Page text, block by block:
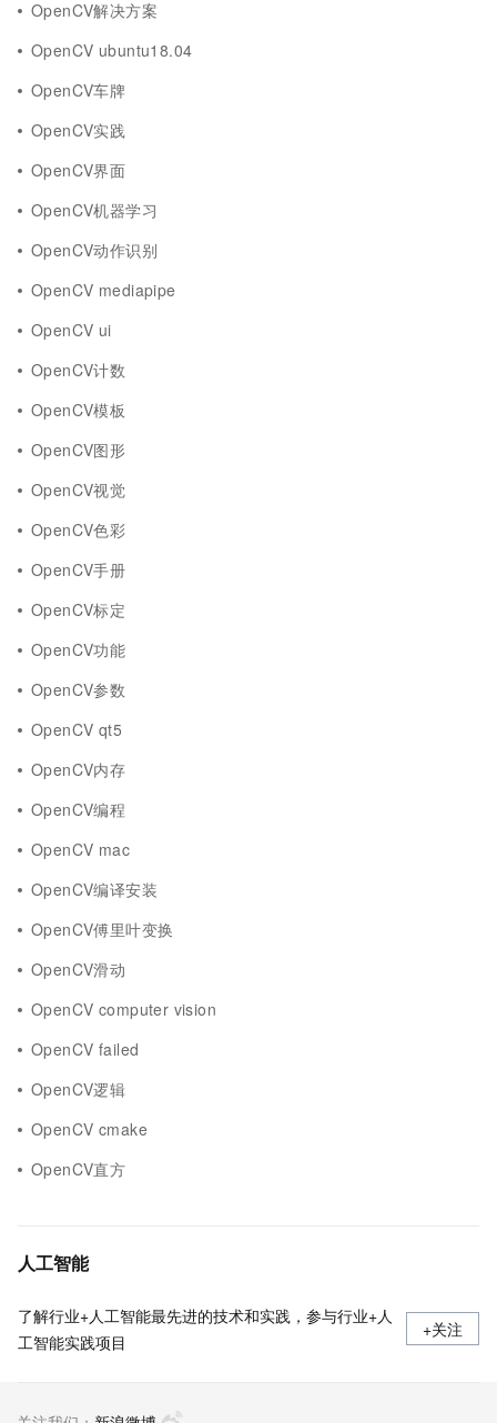
OpenCV解决方案
OpenCV ubuntu18.04
OpenCV车牌
OpenCV实践
OpenCV界面
OpenCV机器学习
OpenCV动作识别
OpenCV mediapipe
OpenCV ui
OpenCV计数
OpenCV模板
OpenCV图形
OpenCV视觉
OpenCV色彩
OpenCV手册
OpenCV标定
OpenCV功能
OpenCV参数
OpenCV qt5
OpenCV内存
OpenCV编程
OpenCV mac
OpenCV编译安装
OpenCV傅里叶变换
OpenCV滑动
OpenCV computer vision
OpenCV failed
OpenCV逻辑
OpenCV cmake
OpenCV直方
人工智能
了解行业+人工智能最先进的技术和实践，参与行业+人
工智能实践项目
+关注